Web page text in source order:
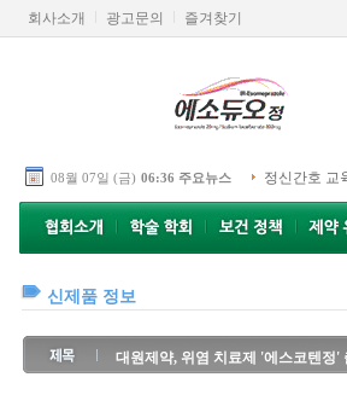
회사소개 광고문의 즐겨찾기
08월 07일 (금) 06:36 주요뉴스 정신간호 교
신제품 정보
대원제약, 위염 치료제 '에스코텐정'